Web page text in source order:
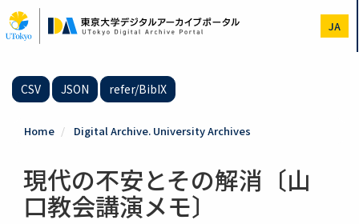
to
main
JA
CSV JSON refer/BibIX
Home Digital Archive. University Archives
現代の不安とその解消〔山
口教会講演メモ〕